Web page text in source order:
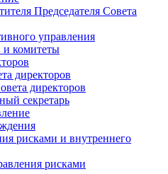
Председателя Совета
управления
и комитеты
директоров
директоров
секретарь
рисками и внутреннего
рисками